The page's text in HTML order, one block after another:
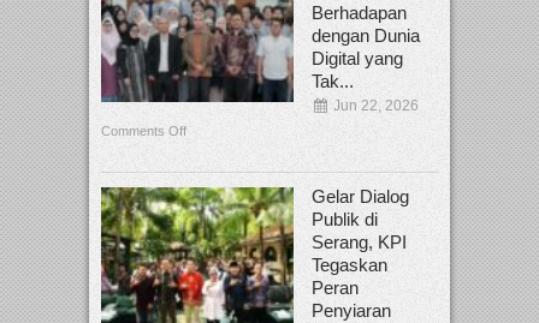
Berhadapan
dengan Dunia
Digital yang
Tak...
Jun 22, 2026
Comments Off
Gelar Dialog
Publik di
Serang, KPI
Tegaskan
Peran
Penyiaran